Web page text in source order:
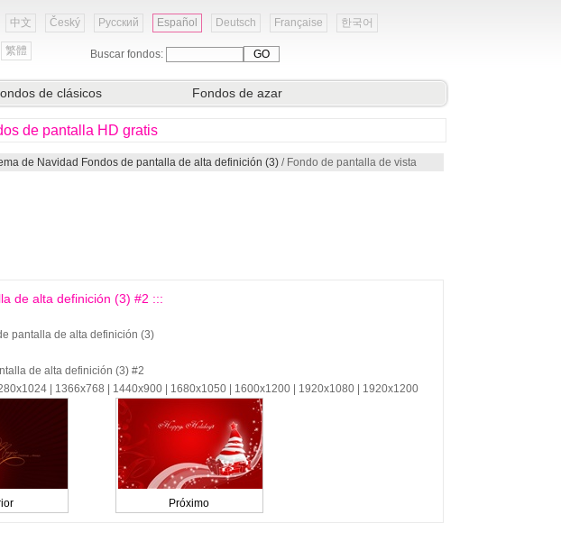
中文 Český Русский Español Deutsch Française 한국어
繁體 Buscar fondos:
de clásicos Fondos de azar
de pantalla HD gratis
de Navidad Fondos de pantalla de alta definición (3) / Fondo de pantalla de vista
de alta definición (3) #2 :::
pantalla de alta definición (3)
de alta definición (3) #2
| 1366x768 | 1440x900 | 1680x1050 | 1600x1200 | 1920x1080 | 1920x1200
Próximo